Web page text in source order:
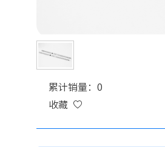
累计销量：0
收藏